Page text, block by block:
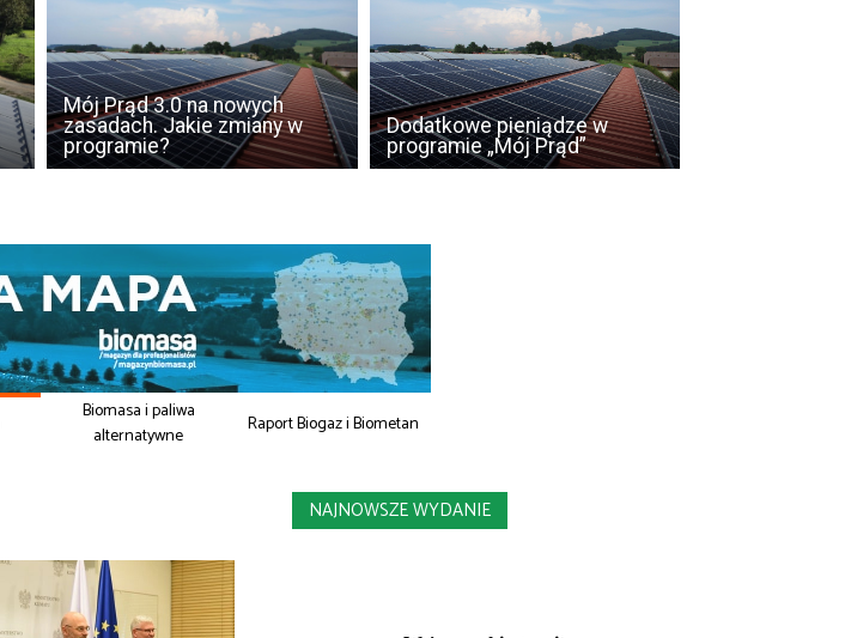
Mój Prąd 3.0 na nowych
zasadach. Jakie zmiany w
programie?
Dodatkowe pieniądze w
programie „Mój Prąd”
Biomasa i paliwa
alternatywne
Raport Biogaz i Biometan
NAJNOWSZE WYDANIE